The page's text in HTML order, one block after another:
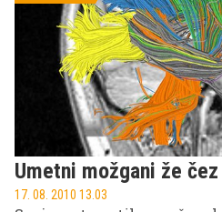
Umetni možgani že
17. 08. 2010 13.03